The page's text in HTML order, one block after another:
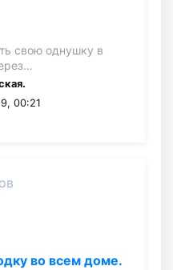
свою однушку в
00:21
во всем доме.